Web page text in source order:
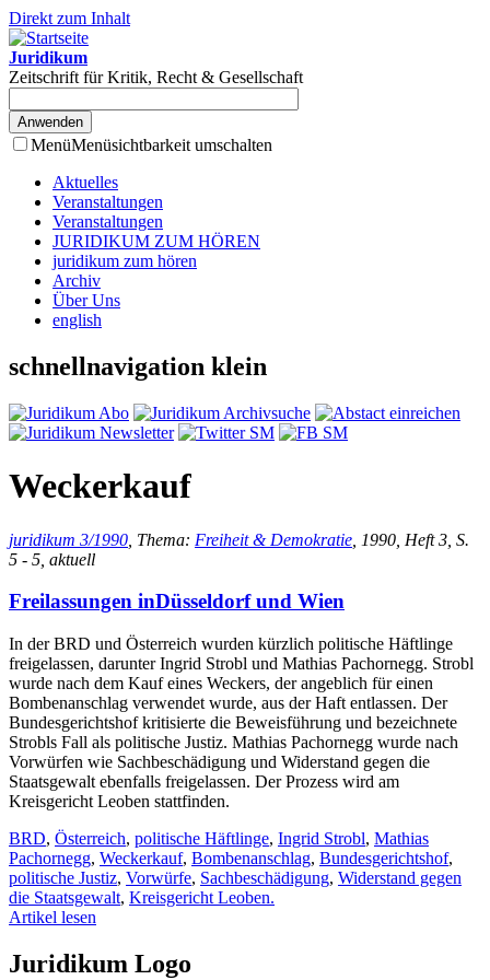
Direkt zum Inhalt
Juridikum
Zeitschrift für Kritik, Recht & Gesellschaft
MenüMenüsichtbarkeit umschalten
Aktuelles
Veranstaltungen
Veranstaltungen
JURIDIKUM ZUM HÖREN
juridikum zum hören
Archiv
Über Uns
english
schnellnavigation klein
Weckerkauf
juridikum 3/1990 , Thema: Freiheit & Demokratie , 1990, Heft 3, S.
5 - 5, aktuell
Freilassungen inDüsseldorf und Wien
In der BRD und Österreich wurden kürzlich politische Häftlinge
freigelassen, darunter Ingrid Strobl und Mathias Pachornegg. Strobl
wurde nach dem Kauf eines Weckers, der angeblich für einen
Bombenanschlag verwendet wurde, aus der Haft entlassen. Der
Bundesgerichtshof kritisierte die Beweisführung und bezeichnete
Strobls Fall als politische Justiz. Mathias Pachornegg wurde nach
Vorwürfen wie Sachbeschädigung und Widerstand gegen die
Staatsgewalt ebenfalls freigelassen. Der Prozess wird am
Kreisgericht Leoben stattfinden.
BRD, Österreich, politische Häftlinge, Ingrid Strobl, Mathias
Pachornegg, Weckerkauf, Bombenanschlag, Bundesgerichtshof,
politische Justiz, Vorwürfe, Sachbeschädigung, Widerstand gegen
die Staatsgewalt, Kreisgericht Leoben.
Artikel lesen
Juridikum Logo